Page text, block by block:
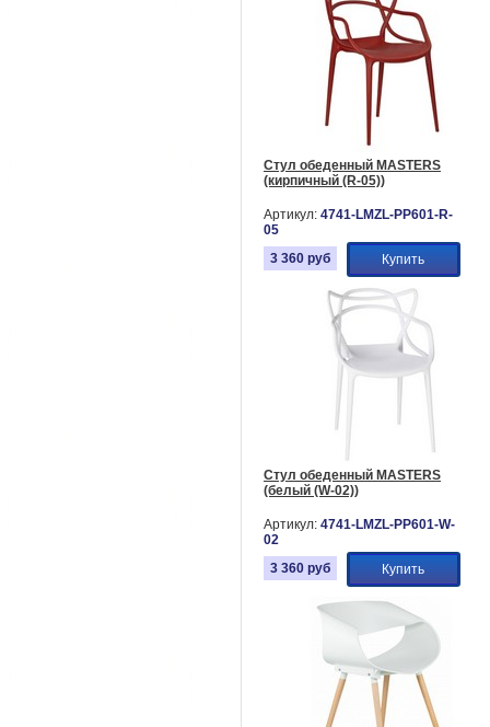
Стул обеденный MASTERS
(кирпичный (R-05))
Артикул: 4741-LMZL-PP601-R-
05
3 360 руб Купить
Стул обеденный MASTERS
(белый (W-02))
Артикул: 4741-LMZL-PP601-W-
02
3 360 руб Купить